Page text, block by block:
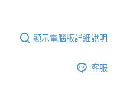
顯示電腦版詳細說明
客服